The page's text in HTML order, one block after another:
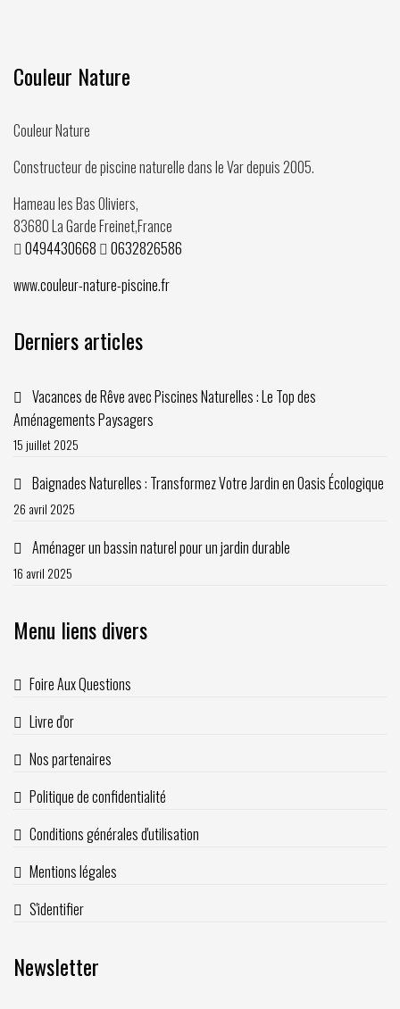
Couleur Nature
Couleur Nature
Constructeur de piscine naturelle dans le Var depuis2005.
Hameau les Bas Oliviers,
83680La Garde Freinet,France
0494430668
0632826586
www.couleur-nature-piscine.fr
Derniers articles
Vacances de Rêve avec Piscines Naturelles : Le Top des
Aménagements Paysagers
15 juillet 2025
Baignades Naturelles : Transformez Votre Jardin en Oasis Écologique
26 avril 2025
Aménager un bassin naturel pour un jardin durable
16 avril 2025
Menu liens divers
Foire Aux Questions
Livre d'or
Nos partenaires
Politique de confidentialité
Conditions générales d'utilisation
Mentions légales
S'identifier
Newsletter